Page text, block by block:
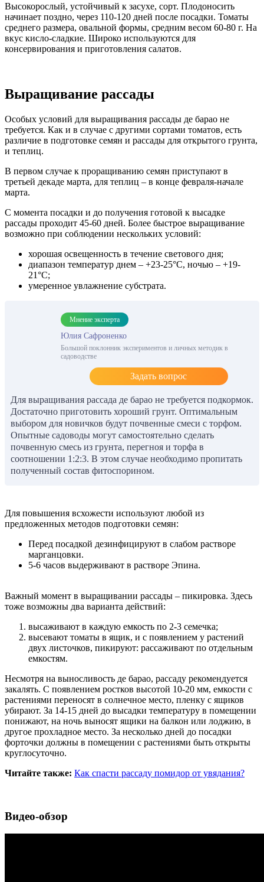
Высокорослый, устойчивый к засухе, сорт. Плодоносить
начинает поздно, через 110-120 дней после посадки. Томаты
среднего размера, овальной формы, средним весом 60-80 г. На
вкус кисло-сладкие. Широко используются для
консервирования и приготовления салатов.
Выращивание рассады
Особых условий для выращивания рассады де барао не
требуется. Как и в случае с другими сортами томатов, есть
различие в подготовке семян и рассады для открытого грунта,
и теплиц.
В первом случае к проращиванию семян приступают в
третьей декаде марта, для теплиц – в конце февраля-начале
марта.
С момента посадки и до получения готовой к высадке
рассады проходит 45-60 дней. Более быстрое выращивание
возможно при соблюдении нескольких условий:
хорошая освещенность в течение светового дня;
диапазон температур днем – +23-25°С, ночью – +19-
21°С;
умеренное увлажнение субстрата.
Мнение эксперта
Юлия Сафроненко
Большой поклонник экспериментов и личных методик в
садоводстве
Задать вопрос
Для выращивания рассада де барао не требуется подкормок.
Достаточно приготовить хороший грунт. Оптимальным
выбором для новичков будут почвенные смеси с торфом.
Опытные садоводы могут самостоятельно сделать
почвенную смесь из грунта, перегноя и торфа в
соотношении 1:2:3. В этом случае необходимо пропитать
полученный состав фитоспорином.
Для повышения всхожести используют любой из
предложенных методов подготовки семян:
Перед посадкой дезинфицируют в слабом растворе
марганцовки.
5-6 часов выдерживают в растворе Эпина.
Важный момент в выращивании рассады – пикировка. Здесь
тоже возможны два варианта действий:
высаживают в каждую емкость по 2-3 семечка;
высевают томаты в ящик, и с появлением у растений
двух листочков, пикируют: рассаживают по отдельным
емкостям.
Несмотря на выносливость де барао, рассаду рекомендуется
закалять. С появлением ростков высотой 10-20 мм, емкости с
растениями переносят в солнечное место, пленку с ящиков
убирают. За 14-15 дней до высадки температуру в помещении
понижают, на ночь выносят ящики на балкон или лоджию, в
другое прохладное место. За несколько дней до посадки
форточки должны в помещении с растениями быть открыты
круглосуточно.
Читайте также: Как спасти рассаду помидор от увядания?
Видео-обзор